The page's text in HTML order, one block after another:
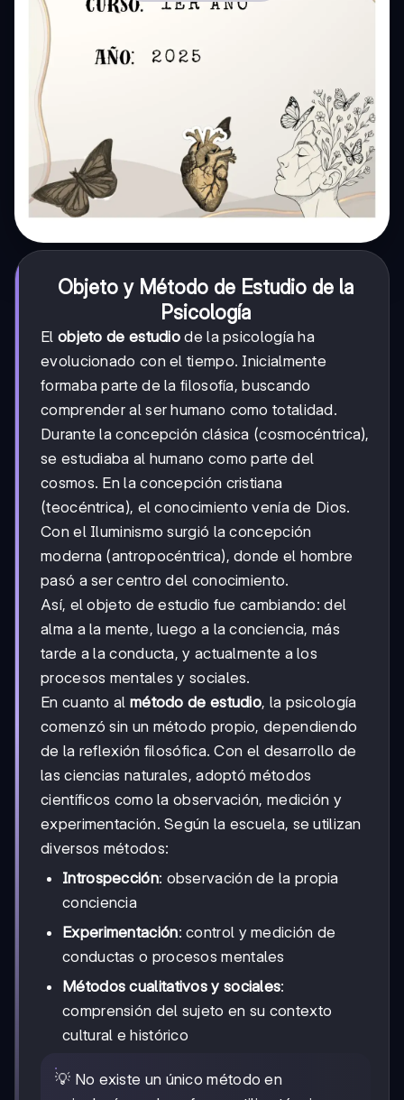
Objeto y Método de Estudio de la
Psicología
El objeto de estudio de la psicología ha
evolucionado con el tiempo. Inicialmente
formaba parte de la filosofía, buscando
comprender al ser humano como totalidad.
Durante la concepción clásica (cosmocéntrica),
se estudiaba al humano como parte del
cosmos. En la concepción cristiana
(teocéntrica), el conocimiento venía de Dios.
Con el Iluminismo surgió la concepción
moderna (antropocéntrica), donde el hombre
pasó a ser centro del conocimiento.
Así, el objeto de estudio fue cambiando: del
alma a la mente, luego a la conciencia, más
tarde a la conducta, y actualmente a los
procesos mentales y sociales.
En cuanto al método de estudio, la psicología
comenzó sin un método propio, dependiendo
de la reflexión filosófica. Con el desarrollo de
las ciencias naturales, adoptó métodos
científicos como la observación, medición y
experimentación. Según la escuela, se utilizan
diversos métodos:
Introspección: observación de la propia
conciencia
Experimentación: control y medición de
conductas o procesos mentales
Métodos cualitativos y sociales:
comprensión del sujeto en su contexto
cultural e histórico
💡 No existe un único método en